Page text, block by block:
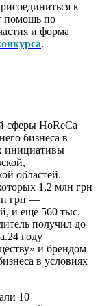
к
помощь по
и форма
.
сферы HoReCa
бизнеса в
инициативы
областей.
1,2 млн грн
грн —
и еще 560 тыс.
получил до
году
и брендом
в условиях
10